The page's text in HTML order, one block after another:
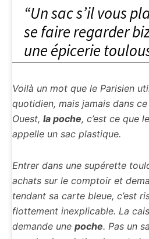
“Un sac s’il vous
se faire regarder
une épicerie
Voilà un mot que le Parisien
quotidien, mais jamais dans
Ouest, la poche, c’est ce que
appelle un sac plastique.
Entrer dans une supérette
achats sur le comptoir et
tendant sa carte bleue, c’est
flottement inexplicable. La
demande une poche. Pas un